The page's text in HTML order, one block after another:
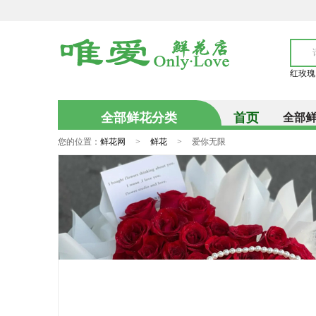
红玫瑰
全部鲜花分类 首页 全部
您的位置： 鲜花网 > 鲜花 > 爱你无限